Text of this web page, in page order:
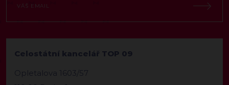
Celostátní kancelář TOP 09
Opletalova 1603/57